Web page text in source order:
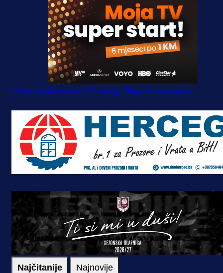
#Ermedin Demirović #Freiburg #Bayer Leverkusen
Najčitanije Najnovije